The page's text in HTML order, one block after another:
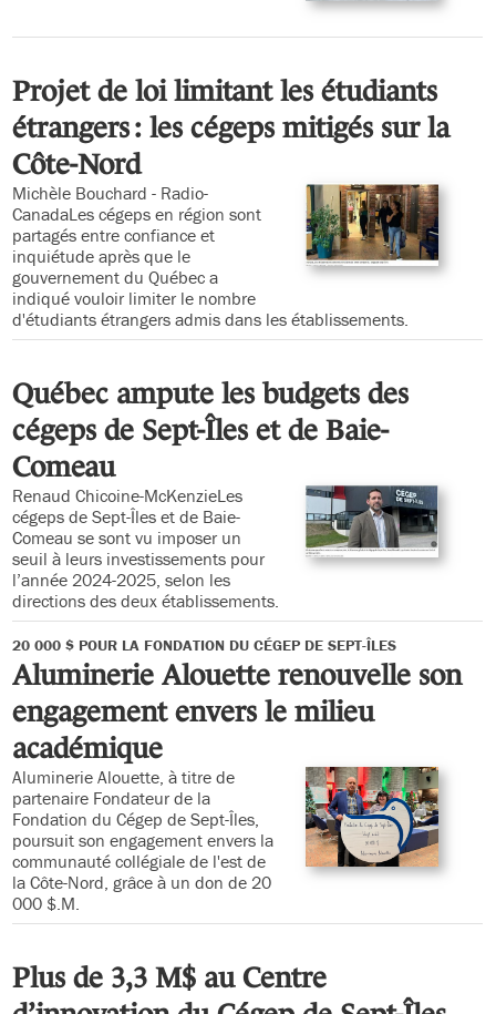
Projet de loi limitant les étudiants
étrangers : les cégeps mitigés sur la
Côte-Nord
Michèle Bouchard - Radio-
CanadaLes cégeps en région sont
partagés entre confiance et
inquiétude après que le
gouvernement du Québec a
indiqué vouloir limiter le nombre
d'étudiants étrangers admis dans les établissements.
Québec ampute les budgets des
cégeps de Sept-Îles et de Baie-
Comeau
Renaud Chicoine-McKenzieLes
cégeps de Sept-Îles et de Baie-
Comeau se sont vu imposer un
seuil à leurs investissements pour
l’année 2024-2025, selon les
directions des deux établissements.
20 000 $ POUR LA FONDATION DU CÉGEP DE SEPT-ÎLES
Aluminerie Alouette renouvelle son
engagement envers le milieu
académique
Aluminerie Alouette, à titre de
partenaire Fondateur de la
Fondation du Cégep de Sept-Îles,
poursuit son engagement envers la
communauté collégiale de l'est de
la Côte-Nord, grâce à un don de 20
000 $.M.
Plus de 3,3 M$ au Centre